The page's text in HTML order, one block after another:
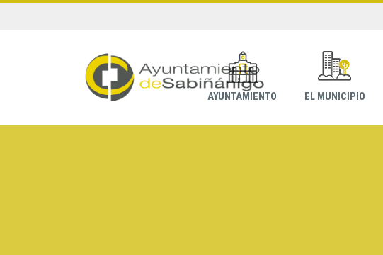
AYUNTAMIENTO EL MUNICIPIO